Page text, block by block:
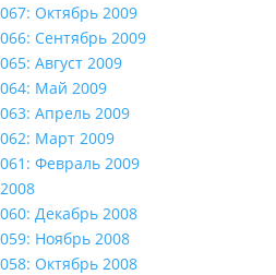
067: Октябрь 2009
066: Сентябрь 2009
065: Август 2009
064: Май 2009
063: Апрель 2009
062: Март 2009
061: Февраль 2009
2008
060: Декабрь 2008
059: Ноябрь 2008
058: Октябрь 2008